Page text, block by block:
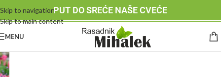
Skip to navigation
Skip to main content
PUT DO SREĆE NAŠE CVEĆE
MENU
RASADNIK
MIHALEK